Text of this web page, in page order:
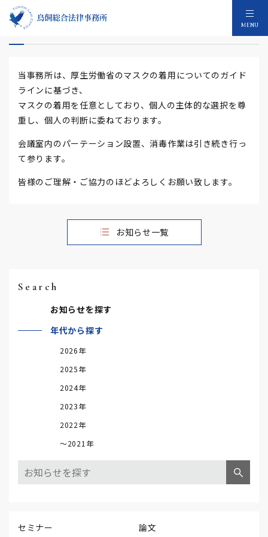
MENU
弊事務所の感染対策について
当事務所は、厚生労働省のマスクの着用についてのガイド
ラインに基づき、
マスクの着用を任意としており、個人の主体的な選択を尊
重し、個人の判断に委ねております。
会議室内のパーテーション設置、消毒作業は引き続き行っ
て参ります。
皆様のご理解・ご協力のほどよろしくお願い致します。
お知らせ一覧
Search
お知らせを探す
年代から探す
2026年
2025年
2024年
2023年
2022年
～2021年
セミナー 論文